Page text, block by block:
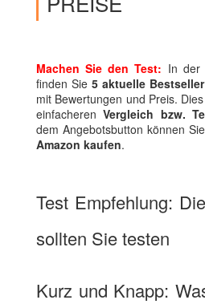
Machen Sie den Test: In der
finden Sie 5 aktuelle Bestseller
mit Bewertungen und Preis.
einfacherenVergleich bzw.
dem Angebotsbutton können
Amazon kaufen.
Test Empfehlung:
sollten Sie testen
Kurz und Knapp: